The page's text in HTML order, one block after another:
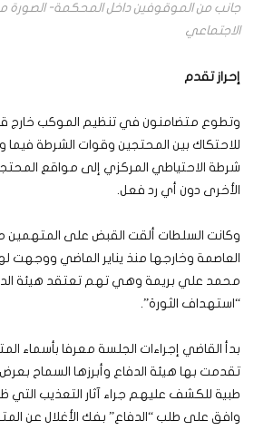
جانب من الموقوفين داخل المحكمة- الصورة
الاجتماعي
إحراز تقدم
وتطوع متضامنون في تنظيم الموكب خارج
للاحتكاك بين المحتجين وقوات الشرطة
شرطة الاحتياطي المركزي إلى مواقع
الأخرى دون أي رد فعل.
وكانت السلطات ألقت القبض على
العاصمة وخارجها منذ يناير الماضي ووجهت
محمد علي بريمة وهي تهم تعتقد هيئة
“استهداف الثورة”.
بدأ القاضي إجراءات الجلسة معرفا بأسماء
تقدمت بها هيئة الدفاع وأبرزها السماح
طبية للكشف عليهم جراء آثار التعذيب
وافق على طلب “الدفاع” بفك الأغلال عن